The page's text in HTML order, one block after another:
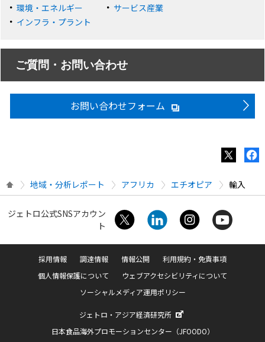
環境・エネルギー
サービス産業
インフラ・プラント
ご質問・お問い合わせ
お問い合わせフォーム
地域・分析レポート アフリカ エチオピア 輸入
ジェトロ公式SNSアカウン
ト
採用情報 調達情報 情報公開
利用規約・免責事項
個人情報保護について
ウェブアクセシビリティについて
ソーシャルメディア運用ポリシー
ジェトロ・アジア経済研究所
日本食品海外プロモーションセンター（JFOODO）